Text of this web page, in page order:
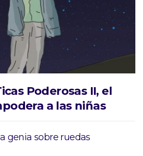
Poderosas II, el
a las niñas
genia sobre ruedas